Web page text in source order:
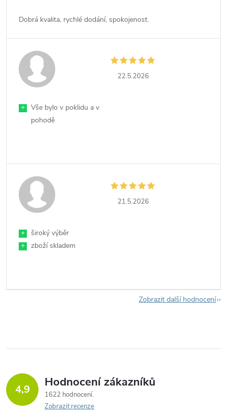
Dobrá kvalita, rychlé dodání, spokojenost.
22.5.2026
+
Vše bylo v poklidu a v
pohodě
21.5.2026
+
široký výběr
+
zboží skladem
Zobrazit další hodnocení
4,9 Hodnocení zákazníků
1622 hodnocení
Zobrazit recenze